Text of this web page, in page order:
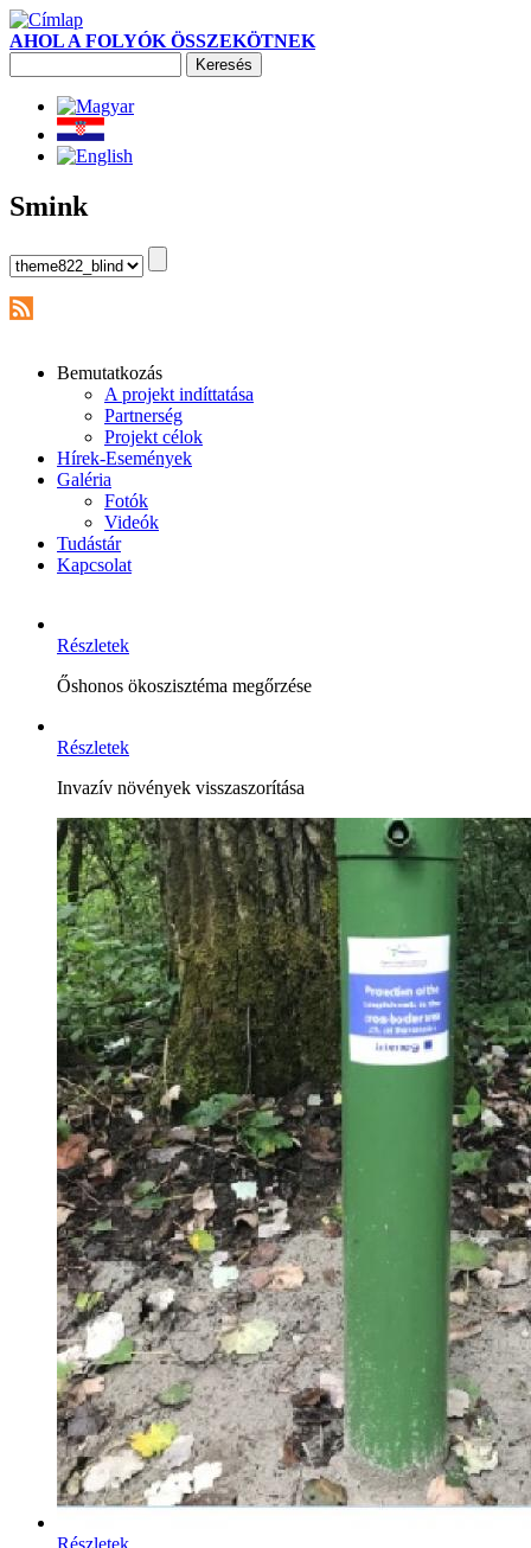
AHOL A FOLYÓK ÖSSZEKÖTNEK
Keresés űrlap
Smink
Bemutatkozás
A projekt indíttatása
Partnerség
Projekt célok
Hírek-Események
Galéria
Fotók
Videók
Tudástár
Kapcsolat
Részletek
Őshonos ökoszisztéma megőrzése
Részletek
Invazív növények visszaszorítása
Részletek